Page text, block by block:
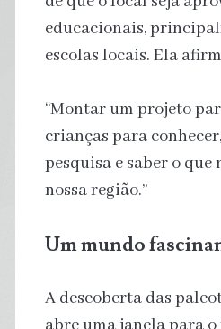
educacionais,
escolas locais. Ela
“Montar um projeto
crianças para
pesquisa e saber o que
nossa região.”
Um mundo
A descoberta das